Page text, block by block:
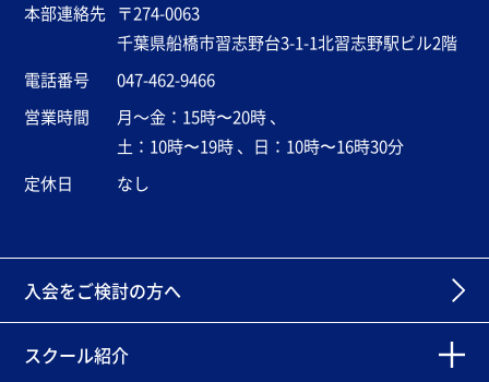
本部連絡先 〒274-0063
千葉県船橋市習志野台3-1-1北習志野駅ビル2階
電話番号
047-462-9466
営業時間
月～金：15時〜20時 、
土：10時〜19時 、日：10時〜16時30分
定休日
なし
入会をご検討の方へ
スクール紹介